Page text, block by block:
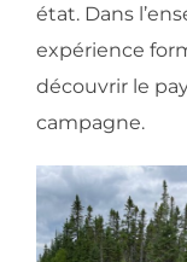
état. Dans
expérience
découvrir le
campagne.